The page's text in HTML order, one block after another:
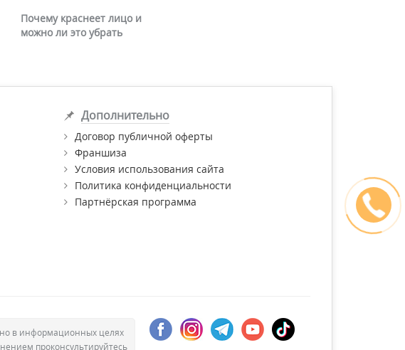
Почему краснеет лицо и
можно ли это убрать
Дополнительно
Договор публичной оферты
Франшиза
Условия использования сайта
Политика конфиденциальности
Партнёрская программа
в информационных целях
проконсультируйтесь